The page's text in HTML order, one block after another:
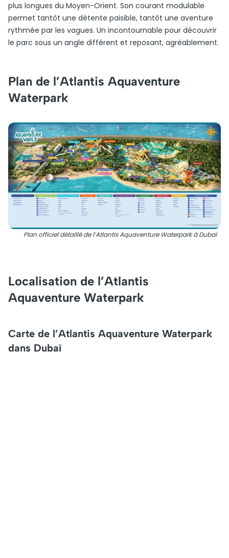
plus longues du Moyen-Orient. Son courant modulable
permet tantôt une détente paisible, tantôt une aventure
rythmée par les vagues. Un incontournable pour découvrir
le parc sous un angle différent et reposant, agréablement.
Plan de l’Atlantis Aquaventure
Waterpark
Plan officiel détaillé de l’Atlantis Aquaventure Waterpark à Dubaï
Localisation de l’Atlantis
Aquaventure Waterpark
Carte de l’Atlantis Aquaventure Waterpark
dans Dubaï